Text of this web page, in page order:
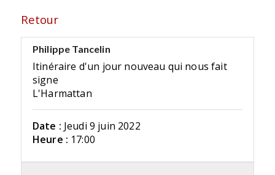
Retour
Philippe Tancelin
Itinéraire d'un jour nouveau qui nous fait
signe
L'Harmattan
Date : Jeudi 9 juin 2022
Heure : 17:00